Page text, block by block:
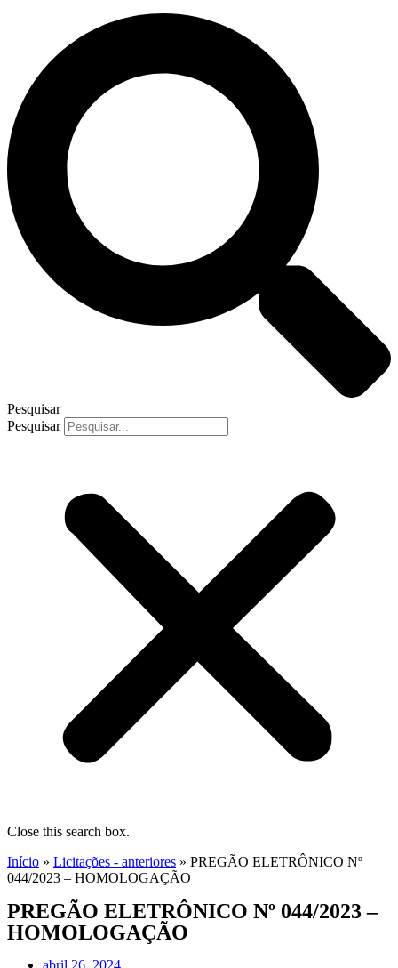
Pesquisar
Pesquisar
Close this search box.
Início » Licitações - anteriores » PREGÃO ELETRÔNICO Nº
044/2023 – HOMOLOGAÇÃO
PREGÃO ELETRÔNICO Nº 044/2023 –
HOMOLOGAÇÃO